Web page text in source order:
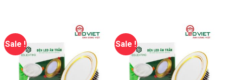
Sale ! Sale !